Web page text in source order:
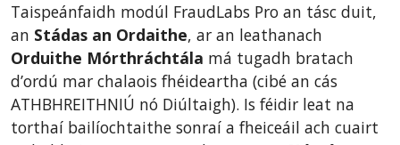
Taispeánfaidh modúl FraudLabs Pro an tásc duit,
an Stádas an Ordaithe, ar an leathanach
Orduithe Mórthráchtála má tugadh bratach
d’ordú mar chalaois fhéideartha (cibé an cás
ATHBHREITHNIÚ nó Diúltaigh). Is féidir leat na
torthaí bailíochtaithe sonraí a fheiceáil ach cuairt